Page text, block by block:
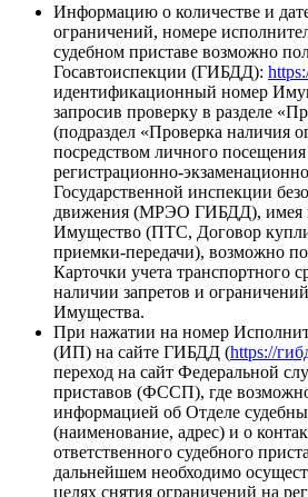
Информацию о количестве и
ограничений, номере
судебном приставе возможно
Госавтоиспекции (ГИБДД):
идентификационный номер
запросив проверку в разделе
(подраздел «Проверка наличия
посредством личного
регистрационно-
Государственной инспекции
движения (МРЭО ГИБДД), имея
Имущество (ПТС, Договор
приемки-передачи), возможно
Карточки учета транспортного
наличии запретов и
Имущества.
При нажатии на номер
(ИП) на сайте ГИБДД (https://
переход на сайт Федеральной
приставов (ФССП), где
информацией об Отделе
(наименование, адрес) и о
ответственного судебного
дальнейшем необходимо
целях снятия ограничений на